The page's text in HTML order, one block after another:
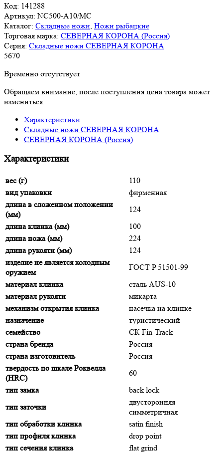
Код: 141288
Артикул: NC500-A10/MC
Каталог: Складные ножи Ножи рыбацкие
Торговая марка: СЕВЕРНАЯ КОРОНА (Россия)
Серия: Складные ножи СЕВЕРНАЯ КОРОНА
5670
Временно отсутствует
Обращаем внимание, после поступления цена товара может
измениться.
Характеристики
Складные ножи СЕВЕРНАЯ КОРОНА
СЕВЕРНАЯ КОРОНА (Россия)
Характеристики
вес (г)
110
вид упаковки
фирменная
длина в сложенном положении
(мм)
124
длина клинка (мм)
100
длина ножа (мм)
224
длина рукояти (мм)
124
изделие не является холодным
оружием
ГОСТ P 51501-99
материал клинка
сталь AUS-10
материал рукояти
микарта
механизм открытия клинка
насечка на клинке
назначение
туристический
семейство
СК Fin-Track
страна бренда
Россия
страна изготовитель
Россия
твердость по шкале Роквелла
(HRC)
60
тип замка
back lock
тип заточки
двусторонняя
симметричная
тип обработки клинка
satin finish
тип профиля клинка
drop point
тип сечения клинка
flat grind